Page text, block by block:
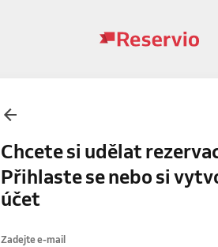
Chcete si udělat
Přihlaste se nebo si
účet
Zadejte e-mail